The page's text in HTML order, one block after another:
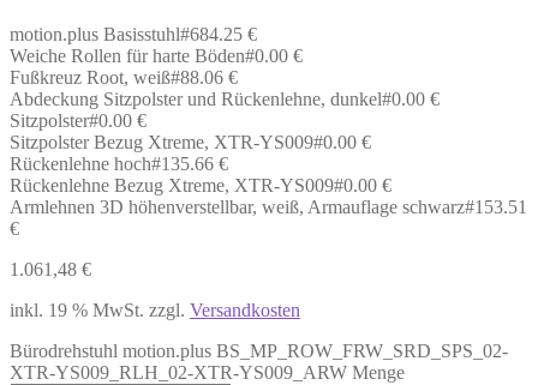
motion.plus Basisstuhl#684.25 €
Weiche Rollen für harte Böden#0.00 €
Fußkreuz Root, weiß#88.06 €
Abdeckung Sitzpolster und Rückenlehne, dunkel#0.00 €
Sitzpolster#0.00 €
Sitzpolster Bezug Xtreme, XTR-YS009#0.00 €
Rückenlehne hoch#135.66 €
Rückenlehne Bezug Xtreme, XTR-YS009#0.00 €
Armlehnen 3D höhenverstellbar, weiß, Armauflage schwarz#153.51
€
1.061,48 €
inkl. 19 % MwSt. zzgl. Versandkosten
Bürodrehstuhl motion.plus BS_MP_ROW_FRW_SRD_SPS_02-
XTR-YS009_RLH_02-XTR-YS009_ARW Menge